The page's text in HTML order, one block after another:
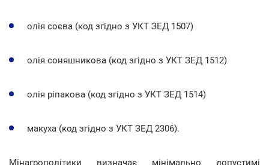
олія соєва (код згідно з УКТ ЗЕД 1507)
олія соняшникова (код згідно з УКТ ЗЕД 1512)
олія ріпакова (код згідно з УКТ ЗЕД 1514)
макуха (код згідно з УКТ ЗЕД 2306).
Мінагрополітики визначає мінімально допустимі